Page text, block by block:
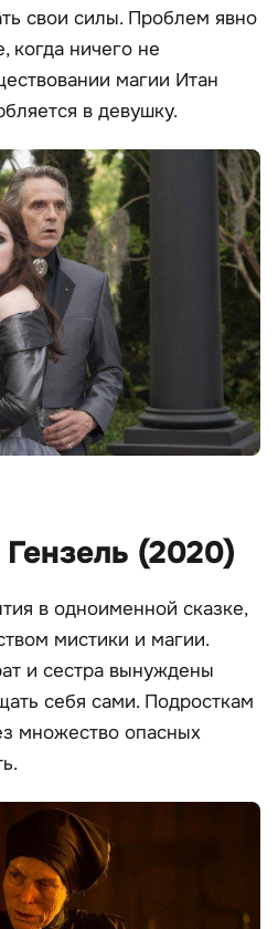
свои силы. Проблем явно
когда ничего не
магии Итан
в девушку.
(2020)
в одноименной сказке,
мистики и магии.
и сестра вынуждены
себя сами. Подросткам
множество опасных